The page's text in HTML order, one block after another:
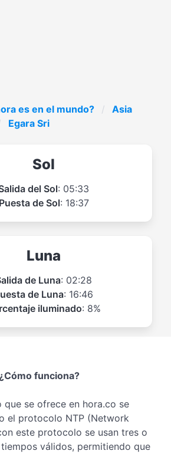
es en el mundo?
Asia
Egara Sri
Sol
del Sol: 05:33
Puesta de Sol: 18:37
Luna
de Luna: 02:28
de Luna: 16:46
iluminado: 8%
¿Cómo funciona?
que se ofrece en hora.co se
el protocolo NTP (Network
este protocolo se usan tres o
válidos, permitiendo que